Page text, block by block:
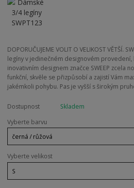
DOPORUČUJEME VOLIT O VELIKOST VĚTŠÍ.
legíny v jedinečném designovém provedení,
inovativním designem značce SWEEP zcela
funkční, skvěle se přizpůsobí a zajistí Vám
jakémkoli pohybu. Pas je vyšší s širokým
Dostupnost
Skladem
Vyberte barvu
Vyberte velikost